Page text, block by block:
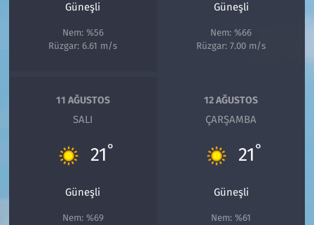
Güneşli
Nem: %56
Rüzgar: 6.61 m/s
Güneşli
Nem: %66
Rüzgar: 7.00 m/s
11 AĞUSTOS
SALI
21°
Güneşli
Nem: %69
12 AĞUSTOS
ÇARŞAMBA
21°
Güneşli
Nem: %61